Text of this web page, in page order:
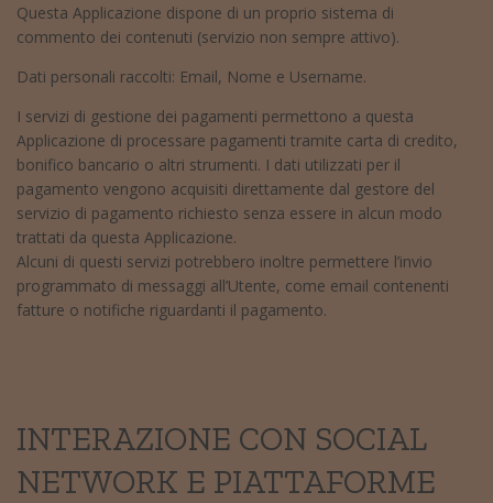
Questa Applicazione dispone di un proprio sistema di
commento dei contenuti (servizio non sempre attivo).
Dati personali raccolti: Email, Nome e Username.
I servizi di gestione dei pagamenti permettono a questa
Applicazione di processare pagamenti tramite carta di credito,
bonifico bancario o altri strumenti. I dati utilizzati per il
pagamento vengono acquisiti direttamente dal gestore del
servizio di pagamento richiesto senza essere in alcun modo
trattati da questa Applicazione.
Alcuni di questi servizi potrebbero inoltre permettere l’invio
programmato di messaggi all’Utente, come email contenenti
fatture o notifiche riguardanti il pagamento.
INTERAZIONE CON SOCIAL
NETWORK E PIATTAFORME